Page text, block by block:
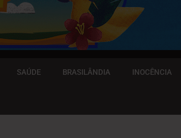
SAÚDE BRASILÂNDIA INOCÊNCIA